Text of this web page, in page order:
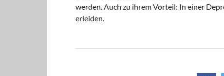
werden. Auch zu ihrem Vorteil: In einer
erleiden.